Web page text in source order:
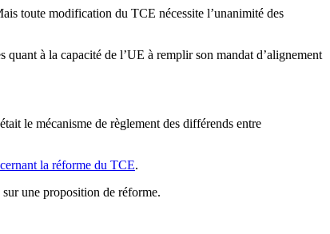
toute modification du TCE nécessite l’unanimité des
à la capacité de l’UE à remplir son mandat d’alignement
le mécanisme de règlement des différends entre
la réforme du TCE.
une proposition de réforme.